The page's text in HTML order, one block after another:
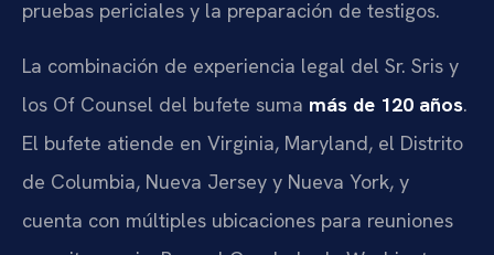
pruebas periciales y la preparación de testigos.
La combinación de experiencia legal del Sr. Sris y
los Of Counsel del bufete suma más de 120 años.
El bufete atiende en Virginia, Maryland, el Distrito
de Columbia, Nueva Jersey y Nueva York, y
cuenta con múltiples ubicaciones para reuniones